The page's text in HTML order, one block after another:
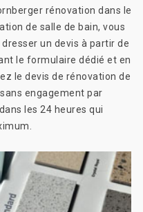
rénovation dans le
de salle de bain, vous
un devis à partir de
le formulaire dédié et en
le devis de rénovation de
engagement par
les 24 heures qui